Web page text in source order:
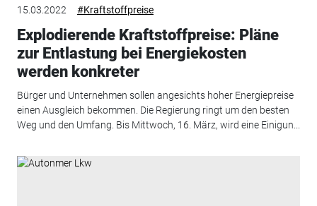
15.03.2022 #Kraftstoffpreise
Explodierende Kraftstoffpreise: Pläne
zur Entlastung bei Energiekosten
werden konkreter
Bürger und Unternehmen sollen angesichts hoher Energiepreise
einen Ausgleich bekommen. Die Regierung ringt um den besten
Weg und den Umfang. Bis Mittwoch, 16. März, wird eine Einigun...